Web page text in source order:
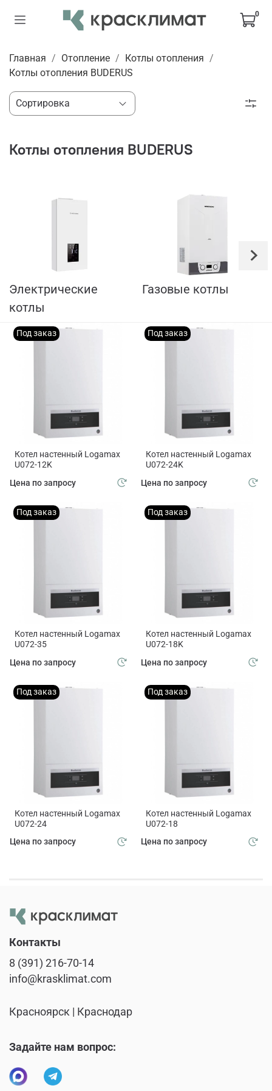
0
Главная Отопление
Котлы отопления
Котлы отопления BUDERUS
Котлы отопления BUDERUS
Электрические
котлы
Газовые котлы
Под заказ
Котел настенный Logamax
U072-12K
Цена по запросу
Под заказ
Котел настенный Logamax
U072-24K
Цена по запросу
Под заказ
Котел настенный Logamax
U072-35
Цена по запросу
Под заказ
Котел настенный Logamax
U072-18K
Цена по запросу
Под заказ
Котел настенный Logamax
U072-24
Цена по запросу
Под заказ
Котел настенный Logamax
U072-18
Цена по запросу
Контакты
8 (391) 216-70-14
info@krasklimat.com
Красноярск | Краснодар
Задайте нам вопрос: